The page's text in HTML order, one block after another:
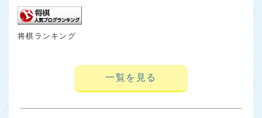
将棋ランキング
一覧を見る